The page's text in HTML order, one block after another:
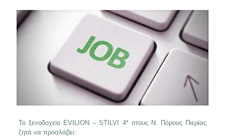
Το ξενοδοχείο EVILION – STILVI 4* στους Ν. Πόρους Πιερίας
ζητά να προσλάβει: